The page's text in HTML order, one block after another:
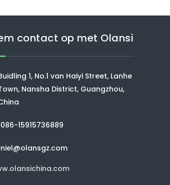
contact op met Olansi
1, No.1 van Haiyi Street, Lanhe
Nansha District, Guangzhou,
15915736889